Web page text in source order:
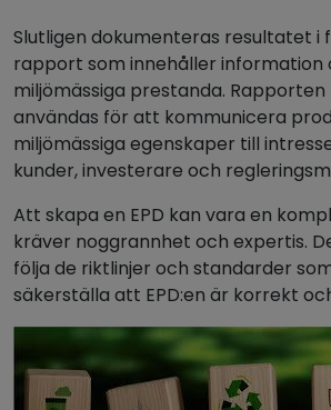
Slutligen dokumenteras resultatet i
rapport som innehåller information
miljömässiga prestanda. Rapporten
användas för att kommunicera
miljömässiga egenskaper till
kunder, investerare och
Att skapa en EPD kan vara en
kräver noggrannhet och expertis.
följa de riktlinjer och standarder
säkerställa att EPD:en är korrekt